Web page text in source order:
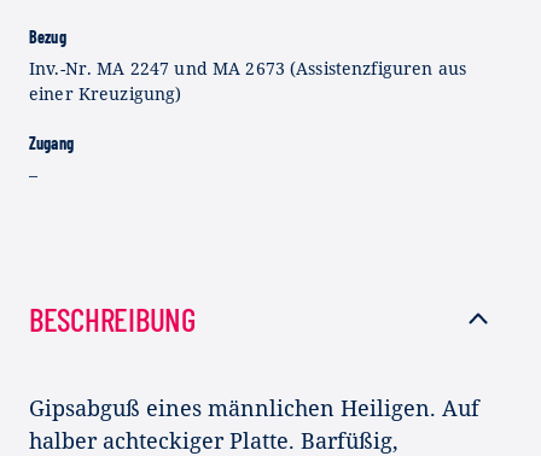
Bezug
Inv.-Nr. MA 2247 und MA 2673 (Assistenzfiguren aus
einer Kreuzigung)
Zugang
–
BESCHREIBUNG
Gipsabguß eines männlichen Heiligen. Auf
halber achteckiger Platte. Barfüßig,